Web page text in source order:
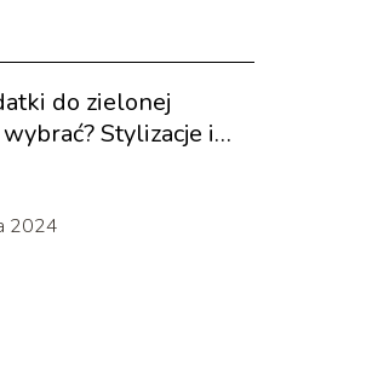
do zielonej
Stylizacje i
2024